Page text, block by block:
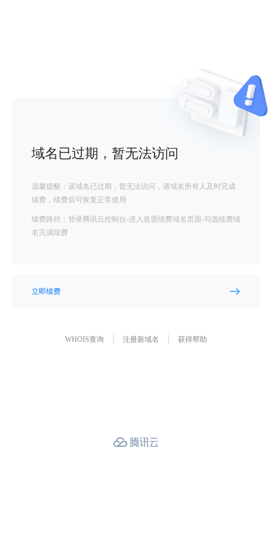
域名已过期，暂无法访问
温馨提醒：该域名已过期，暂无法访问，请域名所有人及时完成
续费，续费后可恢复正常使用
续费路径：登录腾讯云控制台-进入急需续费域名页面-勾选续费域
名完成续费
立即续费
WHOIS查询 注册新域名 获得帮助